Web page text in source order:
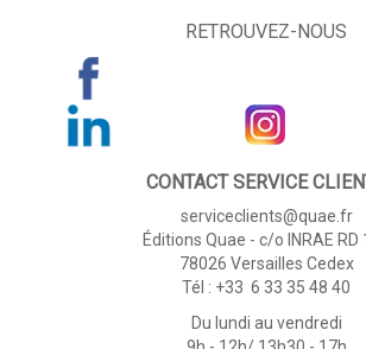
RETROUVEZ-NOUS
CONTACT SERVICE
serviceclients@quae.fr
Éditions Quae - c/o INRAE RD
78026 Versailles Cedex
Tél : +33 6 33 35 48 40
Du lundi au vendredi